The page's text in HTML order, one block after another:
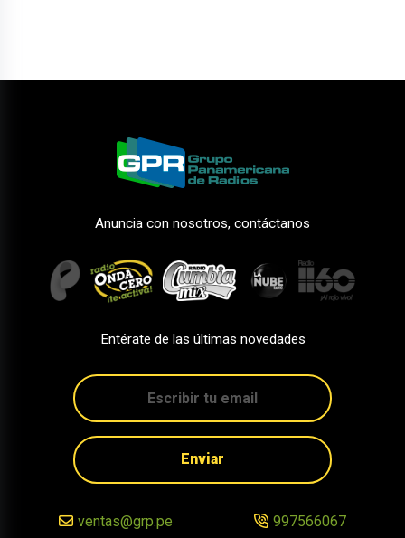
Anuncia con nosotros, contáctanos
Entérate de las últimas novedades
Enviar
ventas@grp.pe 997566067